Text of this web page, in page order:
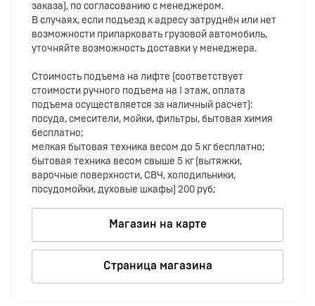
заказа), по согласованию с менеджером.
В случаях, если подъезд к адресу затруднён или нет
возможности припарковать грузовой автомобиль,
уточняйте возможность доставки у менеджера.
Стоимость подъема на лифте (соответствует
стоимости ручного подъема на 1 этаж, оплата
подъема осуществляется за наличный расчет):
посуда, смесители, мойки, фильтры, бытовая химия
бесплатно;
мелкая бытовая техника весом до 5 кг бесплатно;
бытовая техника весом свыше 5 кг (вытяжки,
варочные поверхности, СВЧ, холодильники,
посудомойки, духовые шкафы) 200 руб;
Магазин на карте
Страница магазина